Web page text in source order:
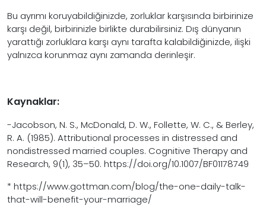
Bu ayrımı koruyabildiğinizde, zorluklar karşısında birbirinize
karşı değil, birbirinizle birlikte durabilirsiniz. Dış dünyanın
yarattığı zorluklara karşı aynı tarafta kalabildiğinizde, ilişki
yalnızca korunmaz aynı zamanda derinleşir.
Kaynaklar:
-Jacobson, N. S., McDonald, D. W., Follette, W. C., & Berley,
R. A. (1985). Attributional processes in distressed and
nondistressed married couples. Cognitive Therapy and
Research, 9(1), 35–50. https://doi.org/10.1007/BF01178749
* https://www.gottman.com/blog/the-one-daily-talk-
that-will-benefit-your-marriage/